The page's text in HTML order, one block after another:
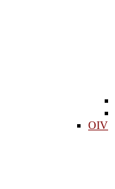
OIV